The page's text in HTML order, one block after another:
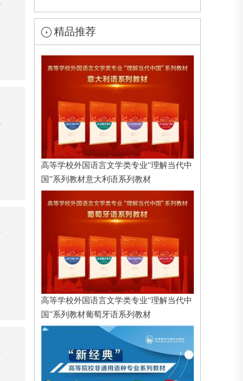
精品推荐
高等学校外国语言文学类专业“理解当代中
国”系列教材意大利语系列教材
高等学校外国语言文学类专业“理解当代中
国”系列教材葡萄牙语系列教材